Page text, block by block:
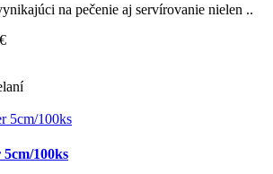
na pečenie aj servírovanie nielen ..
100ks